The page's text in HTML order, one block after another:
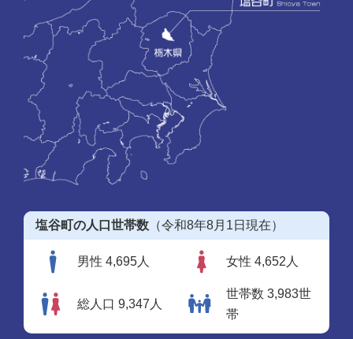
塩谷町の人口世帯数 （令和8年8月1日現在）
男性 4,695人 女性 4,652人
総人口 9,347人
世帯数 3,983世
帯